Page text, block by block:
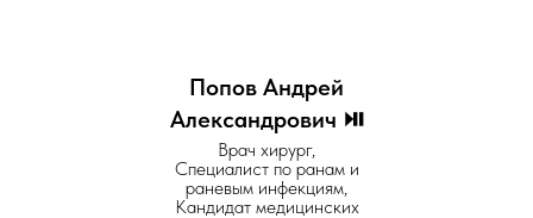
Попов Андрей
Александрович ⏯️
Врач хирург,
Специалист по ранам и
раневым инфекциям,
Кандидат медицинских